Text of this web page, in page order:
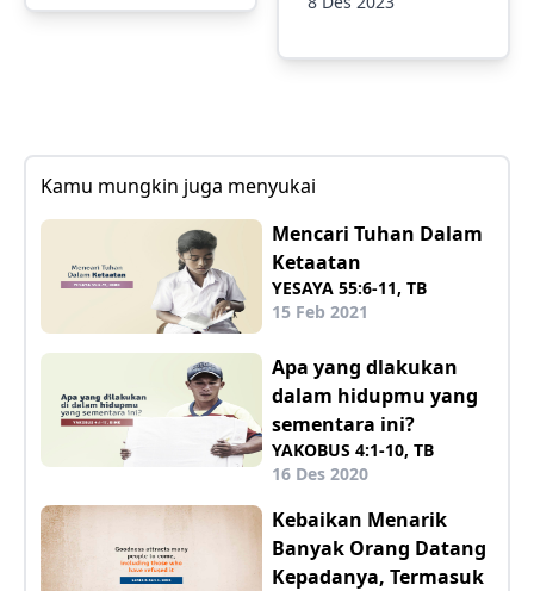
Kamu mungkin juga menyukai
Mencari Tuhan Dalam
Ketaatan
YESAYA 55:6-11, TB
15 Feb 2021
Apa yang dlakukan
dalam hidupmu yang
sementara ini?
YAKOBUS 4:1-10, TB
16 Des 2020
Kebaikan Menarik
Banyak Orang Datang
Kepadanya, Termasuk